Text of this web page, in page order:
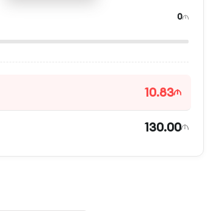
0
10.83
130.00